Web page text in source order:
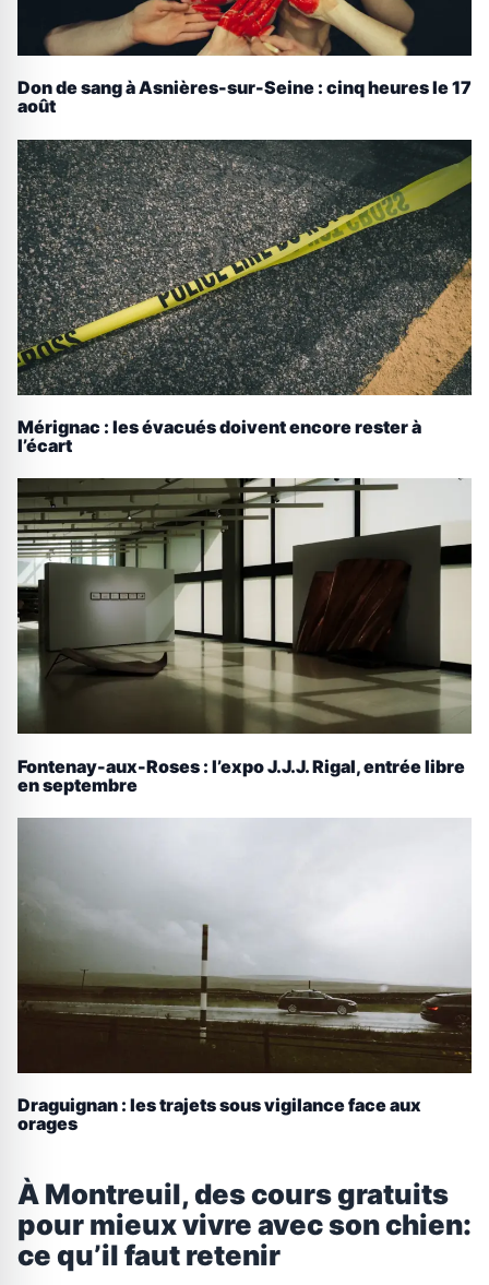
Don de sang à Asnières-sur-Seine : cinq heures le 17
août
Mérignac : les évacués doivent encore rester à
l’écart
Fontenay-aux-Roses : l’expo J.J.J. Rigal, entrée libre
en septembre
Draguignan : les trajets sous vigilance face aux
orages
À Montreuil, des cours gratuits
pour mieux vivre avec son chien:
ce qu’il faut retenir